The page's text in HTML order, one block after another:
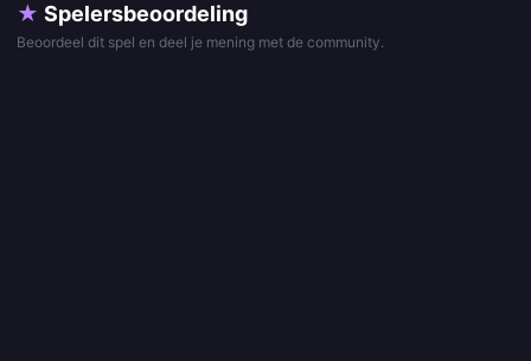
★ Spelersbeoordeling
Beoordeel dit spel en deel je mening met de community.